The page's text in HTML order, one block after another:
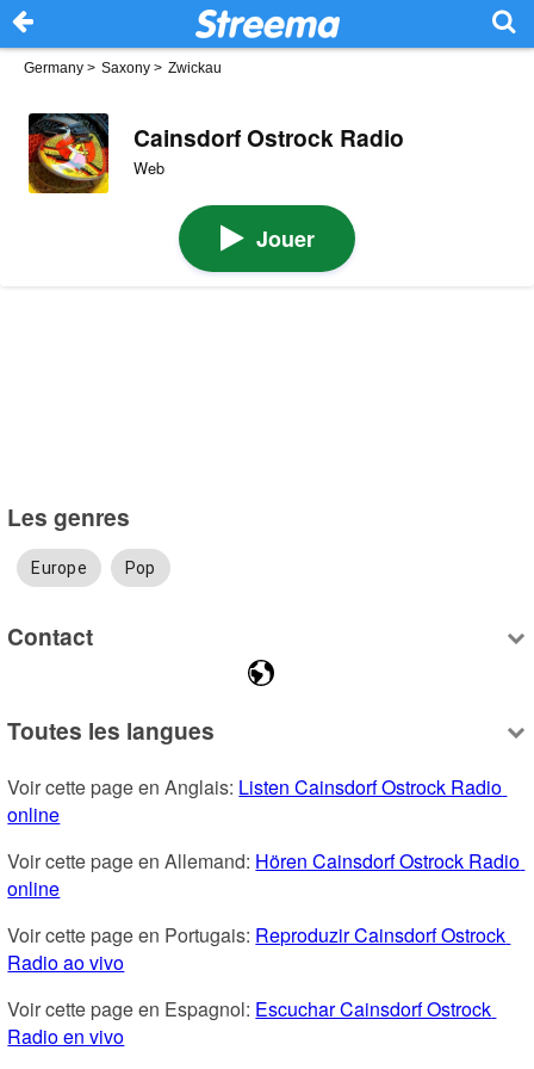
Germany > Saxony > Zwickau
Cainsdorf Ostrock Radio
Web
Jouer
Les genres
Europe Pop
Contact
Toutes les langues
Voir cette page en Anglais: Listen Cainsdorf Ostrock Radio
online
Voir cette page en Allemand: Hören Cainsdorf Ostrock Radio
online
Voir cette page en Portugais: Reproduzir Cainsdorf Ostrock
Radio ao vivo
Voir cette page en Espagnol: Escuchar Cainsdorf Ostrock
Radio en vivo